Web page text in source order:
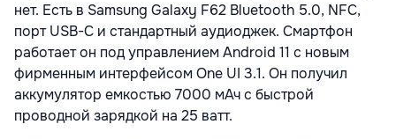
нет. Есть в Samsung Galaxy F62 Bluetooth 5.0, NFC,
порт USB-C и стандартный аудиоджек. Смартфон
работает он под управлением Android 11 с новым
фирменным интерфейсом One UI 3.1. Он получил
аккумулятор емкостью 7000 мАч с быстрой
проводной зарядкой на 25 ватт.